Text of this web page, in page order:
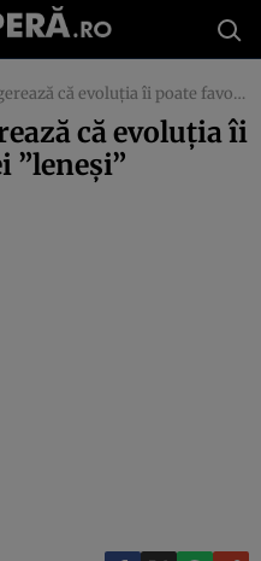
evoluţia îi poate favoriza pe cei ”leneşi”
că evoluţia îi
”leneşi”